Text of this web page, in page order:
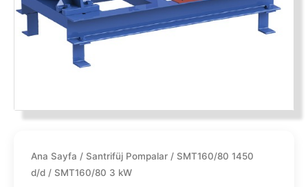
Ana Sayfa / Santrifüj Pompalar / SMT160/80 1450
d/d / SMT160/80 3 kW